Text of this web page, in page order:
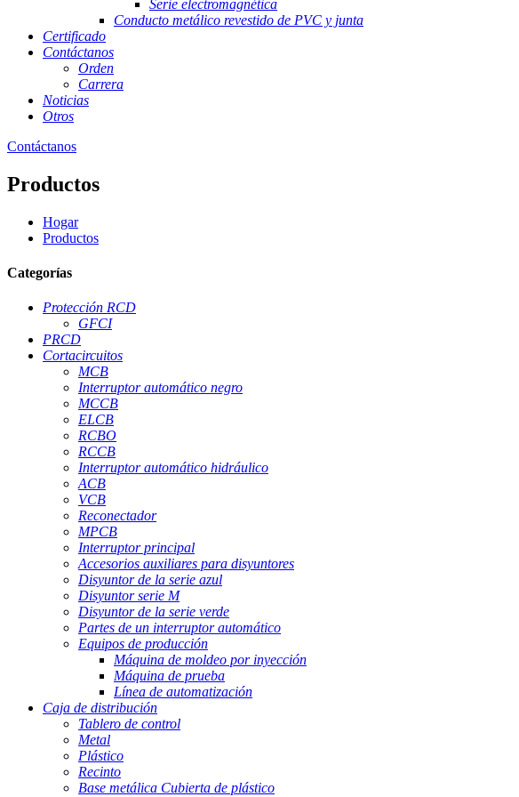
Serie electromagnética
Conducto metálico revestido de PVC y junta
Certificado
Contáctanos
Orden
Carrera
Noticias
Otros
Contáctanos
Productos
Hogar
Productos
Categorías
Protección RCD
GFCI
PRCD
Cortacircuitos
MCB
Interruptor automático negro
MCCB
ELCB
RCBO
RCCB
Interruptor automático hidráulico
ACB
VCB
Reconectador
MPCB
Interruptor principal
Accesorios auxiliares para disyuntores
Disyuntor de la serie azul
Disyuntor serie M
Disyuntor de la serie verde
Partes de un interruptor automático
Equipos de producción
Máquina de moldeo por inyección
Máquina de prueba
Línea de automatización
Caja de distribución
Tablero de control
Metal
Plástico
Recinto
Base metálica Cubierta de plástico